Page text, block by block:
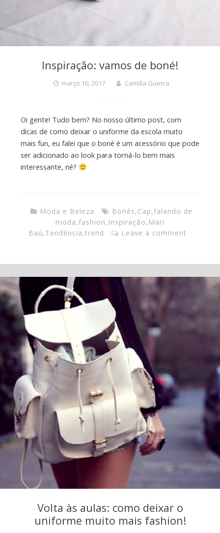
Inspiração: vamos de boné!
março 10, 2017 Camilla Guerra
Oi gente! Tudo bem? No nosso último post, com
dicas de como deixar o uniforme da escola muito
mais fun, eu falei que o boné é um acessório que pode
ser adicionado ao look para torná-lo bem mais
interessante, né?
Moda e Beleza Bonés,Cap,falando de
moda,fashion, Inspiração, Mari
Baú,Tendência,trend Leave a comment
Volta às aulas: como deixar o
uniforme muito mais fashion!